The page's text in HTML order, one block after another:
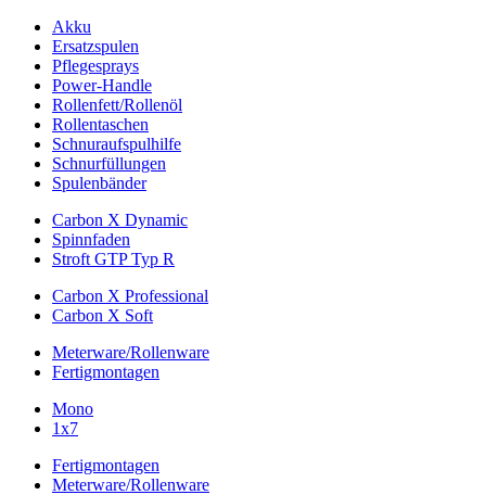
Akku
Ersatzspulen
Pflegesprays
Power-Handle
Rollenfett/Rollenöl
Rollentaschen
Schnuraufspulhilfe
Schnurfüllungen
Spulenbänder
Carbon X Dynamic
Spinnfaden
Stroft GTP Typ R
Carbon X Professional
Carbon X Soft
Meterware/Rollenware
Fertigmontagen
Mono
1x7
Fertigmontagen
Meterware/Rollenware